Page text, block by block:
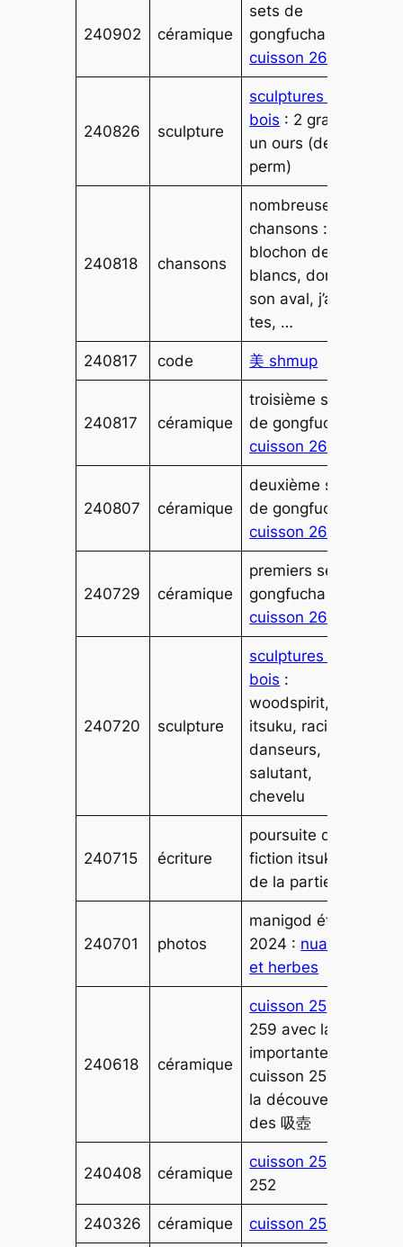
240902 céramique
sets de
gongfucha :
cuisson 263
240826 sculpture
sculptures sur
bois : 2 grandes,
un ours (de
perm)
240818 chansons
nombreuses
chansons :
blochon des
blancs, donner
son aval, j’aime
tes, …
240817 code 美 shmup
240817 céramique
troisième sets
de gongfucha :
cuisson 262
240807 céramique
deuxième sets
de gongfucha :
cuisson 261
240729 céramique
premiers sets de
gongfucha :
cuisson 260
240720 sculpture
sculptures sur
bois :
woodspirit,
itsuku, racines :
danseurs,
salutant,
chevelu
240715 écriture
poursuite de la
fiction itsuku, fin
de la partie 1
240701 photos
manigod été
2024 : nuages
et herbes
240618 céramique
cuisson 25
259 avec la très
importante
cuisson 256 et
la découverte
des 吸壺
240408 céramique
cuisson 25
252
240326 céramique cuisson 250